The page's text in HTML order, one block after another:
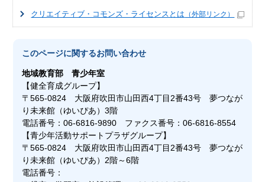
クリエイティブ・コモンズ・ライセンスとは （外部リンク）
このページに関するお問い合わせ
地域教育部青少年室
【健全育成グループ】
〒565-0824 大阪府吹田市山田西4丁目2番43号 夢つなが
り未来館（ゆいぴあ）3階
電話番号：06-6816-9890 ファクス番号：06-6816-8554
【青少年活動サポートプラザグループ】
〒565-0824 大阪府吹田市山田西4丁目2番43号 夢つなが
り未来館（ゆいぴあ）2階～6階
電話番号：